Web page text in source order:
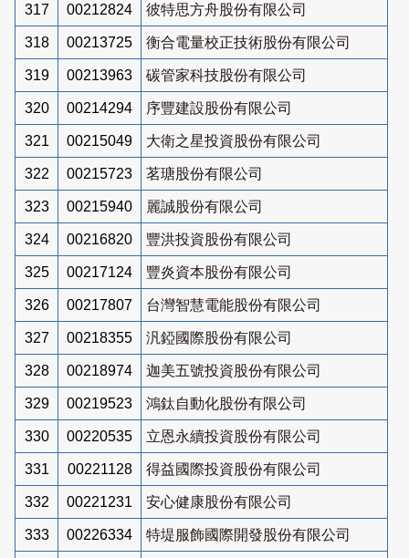
317 00212824 彼特思方舟股份有限公司
318 00213725 衡合電量校正技術股份有限公司
319 00213963 碳管家科技股份有限公司
320 00214294 序豐建設股份有限公司
321 00215049 大衛之星投資股份有限公司
322 00215723 茗瑭股份有限公司
323 00215940 麗誠股份有限公司
324 00216820 豐洪投資股份有限公司
325 00217124 豐炎資本股份有限公司
326 00217807 台灣智慧電能股份有限公司
327 00218355 汎錏國際股份有限公司
328 00218974 迦美五號投資股份有限公司
329 00219523 鴻鈦自動化股份有限公司
330 00220535 立恩永續投資股份有限公司
331 00221128 得益國際投資股份有限公司
332 00221231 安心健康股份有限公司
333 00226334 特堤服飾國際開發股份有限公司